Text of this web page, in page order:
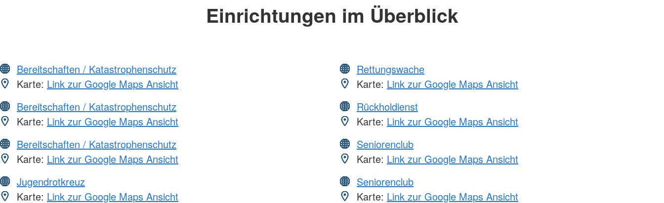
Einrichtungen im Überblick
Bereitschaften / Katastrophenschutz
Karte: Link zur Google Maps Ansicht
Bereitschaften / Katastrophenschutz
Karte: Link zur Google Maps Ansicht
Bereitschaften / Katastrophenschutz
Karte: Link zur Google Maps Ansicht
Jugendrotkreuz
Karte: Link zur Google Maps Ansicht
Rettungswache
Karte: Link zur Google Maps Ansicht
Rückholdienst
Karte: Link zur Google Maps Ansicht
Seniorenclub
Karte: Link zur Google Maps Ansicht
Seniorenclub
Karte: Link zur Google Maps Ansicht